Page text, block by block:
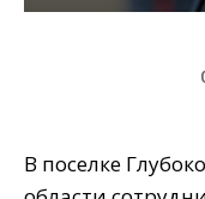
В поселке